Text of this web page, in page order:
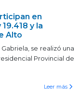
en
y la
Alto
se realizó una
Provincial de
Leer más